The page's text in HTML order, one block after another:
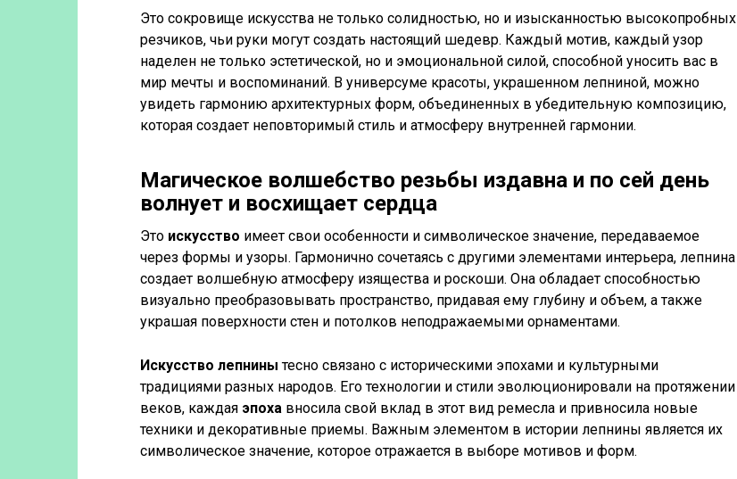
Это сокровище искусства не только солидностью, но и изысканностью высокопробных
резчиков, чьи руки могут создать настоящий шедевр. Каждый мотив, каждый узор
наделен не только эстетической, но и эмоциональной силой, способной уносить вас в
мир мечты и воспоминаний. В универсуме красоты, украшенном лепниной, можно
увидеть гармонию архитектурных форм, объединенных в убедительную композицию,
которая создает неповторимый стиль и атмосферу внутренней гармонии.
Магическое волшебство резьбы издавна и по сей день
волнует и восхищает сердца
Это искусство имеет свои особенности и символическое значение, передаваемое
через формы и узоры. Гармонично сочетаясь с другими элементами интерьера, лепнина
создает волшебную атмосферу изящества и роскоши. Она обладает способностью
визуально преобразовывать пространство, придавая ему глубину и объем, а также
украшая поверхности стен и потолков неподражаемыми орнаментами.
Искусство лепнины тесно связано с историческими эпохами и культурными
традициями разных народов. Его технологии и стили эволюционировали на протяжении
веков, каждая эпоха вносила свой вклад в этот вид ремесла и привносила новые
техники и декоративные приемы. Важным элементом в истории лепнины является их
символическое значение, которое отражается в выборе мотивов и форм.